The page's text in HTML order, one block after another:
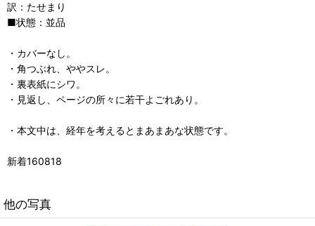
訳：たせまり
■状態：並品
・カバーなし。
・角つぶれ、ややスレ。
・裏表紙にシワ。
・見返し、ページの所々に若干よごれあり。
・本文中は、経年を考えるとまあまあな状態です。
新着160818
他の写真